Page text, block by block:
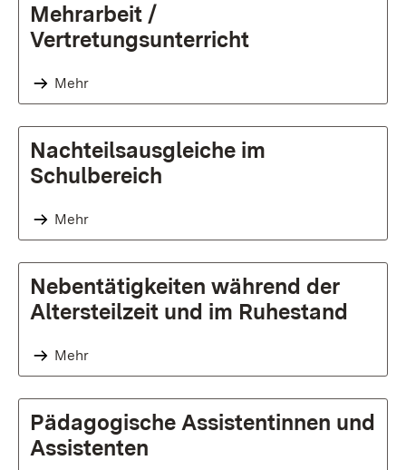
Mehrarbeit /
Vertretungsunterricht
Mehr
Nachteilsausgleiche im
Schulbereich
Mehr
Nebentätigkeiten während der
Altersteilzeit und im Ruhestand
Mehr
Pädagogische Assistentinnen und
Assistenten